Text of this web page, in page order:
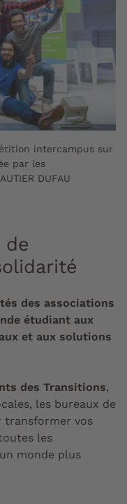
intercampus sur
par les
DUFAU
de
des associations
étudiant aux
et aux solutions
des Transitions,
les bureaux de
transformer vos
les
monde plus